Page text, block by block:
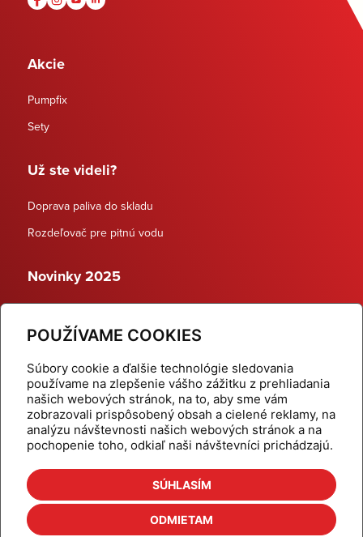
POUŽÍVAME COOKIES
Súbory cookie a ďalšie technológie sledovania
používame na zlepšenie vášho zážitku z prehliadania
našich webových stránok, na to, aby sme vám
zobrazovali prispôsobený obsah a cielené reklamy, na
analýzu návštevnosti našich webových stránok a na
pochopenie toho, odkiaľ naši návštevníci prichádzajú.
SÚHLASÍM
ODMIETAM
Akcie
Pumpfix
Sety
Už ste videli?
Doprava paliva do skladu
Rozdeľovač pre pitnú vodu
Novinky 2025
Dynamické termostatické ventily
Domov
Produkty
Aktuality
Odber šikovné tipy
Kalkulačky
Cenníky
Na stiahnutie
Referencie
Kontakt